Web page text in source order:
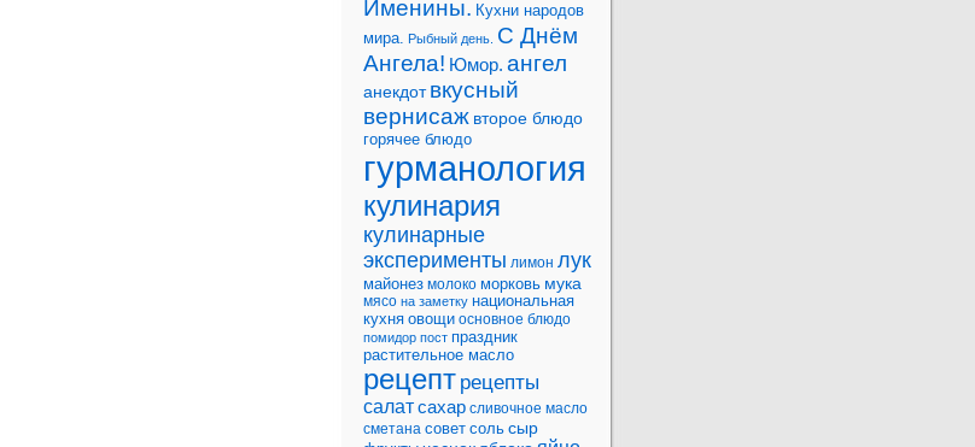
Именины. Кухни народов
мира. Рыбный день. С Днём
Ангела! Юмор. ангел
анекдот вкусный
вернисаж второе блюдо
горячее блюдо
гурманология
кулинария
кулинарные
эксперименты лимон лук
майонез молоко морковь мука
мясо на заметку национальная
кухня овощи основное блюдо
помидор пост праздник
растительное масло
рецепт рецепты
салатсахар сливочное масло
сметана совет соль сыр